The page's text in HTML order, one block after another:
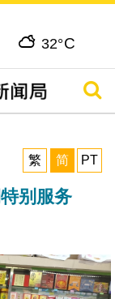
32°C
搜寻
繁
简 PT
别服务